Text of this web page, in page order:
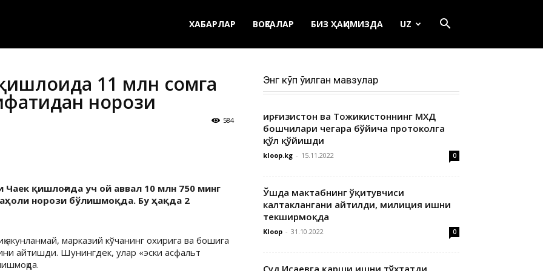
ХАБАРЛАР ВОҚЕАЛАР БИЗ ҲАҚИМИЗДА UZ
11 млн сомга
норози
584
қишлоғида уч ой аввал 10 млн 750 минг
норози бўлишмоқда. Бу ҳақда 2
якунланмай, марказий кўчанинг охирига ва бошига
айтишди. Шунингдек, улар «эски асфальт
Энг кўп ўқилган мавзулар
Қирғизистон ва Тожикистоннинг МХДҚ
бошчилари чегара бўйича протоколга
қўл қўйишди
kloop.kg - 15.11.2022 0
Ўшда мактабнинг ўқитувчиси
калтаклангани айтилди, милиция ишни
текширмоқда
Kloop - 31.10.2022 0
Суд Исаевга қарши ишни тўхтатди